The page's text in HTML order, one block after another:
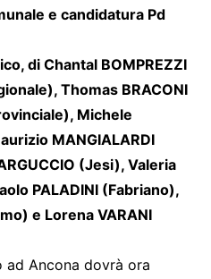
e candidatura Pd
di Chantal BOMPREZZI
Thomas BRACONI
Michele
MANGIALARDI
(Jesi), Valeria
PALADINI (Fabriano),
e Lorena VARANI
ad Ancona dovrà ora